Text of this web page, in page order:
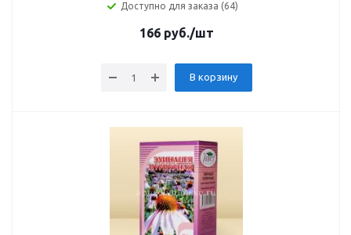
Доступно для заказа (64)
166руб./шт
В корзину